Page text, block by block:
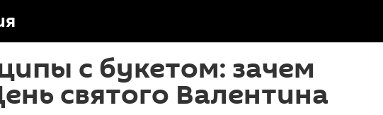
с букетом: зачем
святого Валентина